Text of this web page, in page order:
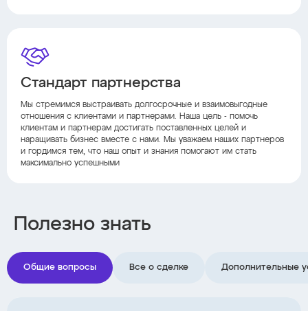
Стандарт партнерства
Мы стремимся выстраивать долгосрочные и взаимовыгодные
отношения с клиентами и партнерами. Наша цель - помочь
клиентам и партнерам достигать поставленных целей и
наращивать бизнес вместе с нами. Мы уважаем наших партнеров
и гордимся тем, что наш опыт и знания помогают им стать
максимально успешными
Полезно знать
Общие вопросы Все о сделке Дополнительные